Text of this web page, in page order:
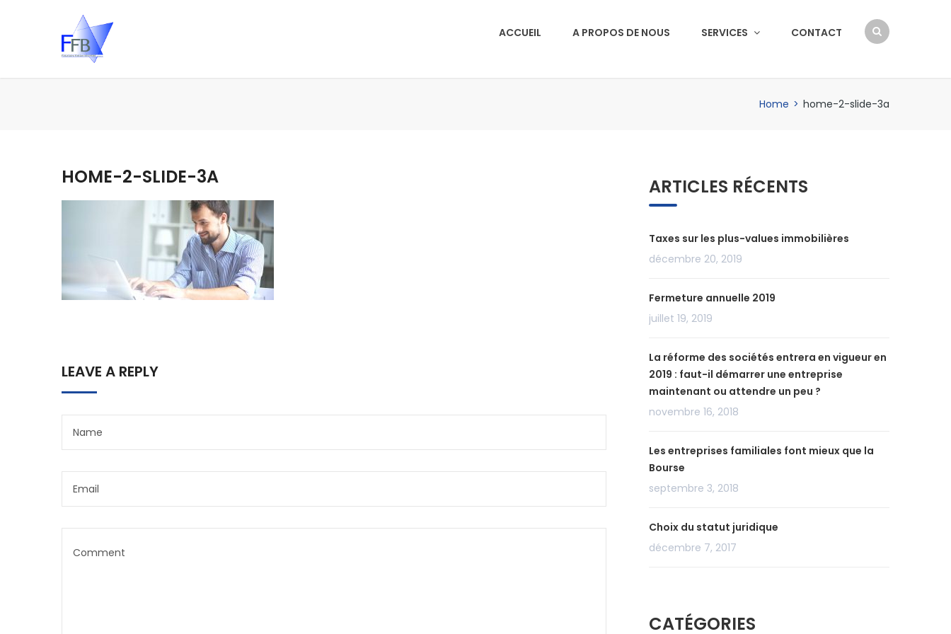
ACCUEIL A PROPOS DE NOUS SERVICES CONTACT
Home > home-2-slide-3a
HOME-2-SLIDE-3A
LEAVE A REPLY
ARTICLES RÉCENTS
Taxes sur les plus-values immobilières
décembre 20, 2019
Fermeture annuelle 2019
juillet 19, 2019
La réforme des sociétés entrera en vigueur en
2019 : faut-il démarrer une entreprise
maintenant ou attendre un peu ?
novembre 16, 2018
Les entreprises familiales font mieux que la
Bourse
septembre 3, 2018
Choix du statut juridique
décembre 7, 2017
CATÉGORIES